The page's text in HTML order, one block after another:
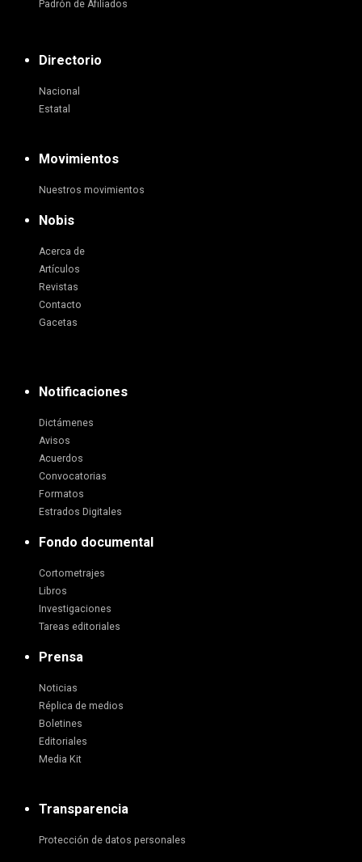
Padrón de Afiliados
Directorio
Nacional
Estatal
Movimientos
Nuestros movimientos
Nobis
Acerca de
Artículos
Revistas
Contacto
Gacetas
Notificaciones
Dictámenes
Avisos
Acuerdos
Convocatorias
Formatos
Estrados Digitales
Fondo documental
Cortometrajes
Libros
Investigaciones
Tareas editoriales
Prensa
Noticias
Réplica de medios
Boletines
Editoriales
Media Kit
Transparencia
Protección de datos personales